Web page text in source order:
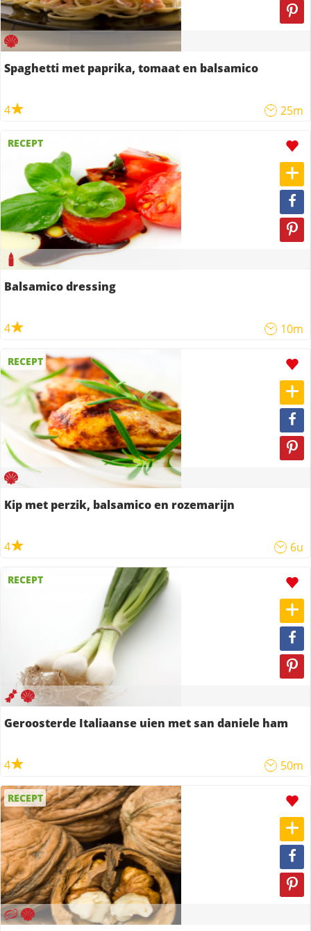
Spaghetti met paprika, tomaat en balsamico
4 25m
RECEPT
Balsamico dressing
4 10m
RECEPT
Kip met perzik, balsamico en rozemarijn
4 6u
RECEPT
Geroosterde Italiaanse uien met san daniele ham
4 50m
RECEPT